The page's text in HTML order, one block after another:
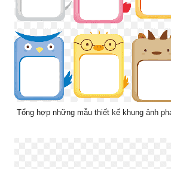
Tổng hợp những mẫu thiết kế khung ảnh